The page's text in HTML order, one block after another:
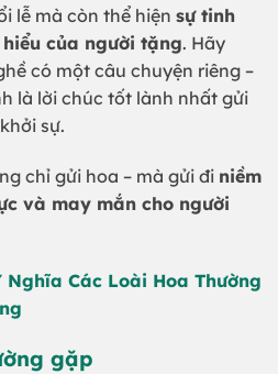
lễ mà còn thể hiện sự tinh
của người tặng. Hãy
có một câu chuyện riêng –
là lời chúc tốt lành nhất gửi
sự.
chỉ gửi hoa – mà gửi đi niềm
và may mắn cho người
Nghĩa Các Loài Hoa Thường
gặp